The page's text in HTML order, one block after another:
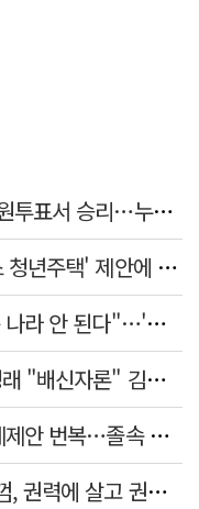
김민석, 與전당대회 제주·인천 당원투표서 승리…누적 득표는 '초박빙'
"내로남불·탁상공론"…황희 '버스 청년주택' 제안에 與 내부서도 쓴소리
李대통령 "결혼 때문에 손해 보는 나라 안 된다"…'결혼 페널티' 22개 손본다
민주당 제주 연설회 난타전…정청래 "배신자론" 김민석 "관리 무능"
국힘 "李대통령, 국민 반발하자 세제안 번복…졸속 국정 즉각 중단"
홍준표, 한동훈 맹폭…"조선제일껌, 권력에 살고 권력에 죽었다"